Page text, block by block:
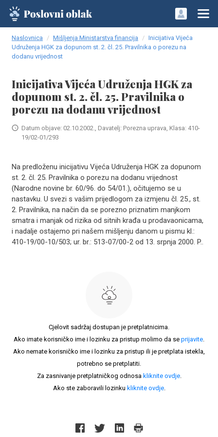
Naslovnica Mišljenja Ministarstva financija
Inicijativa Vijeća
Udruženja HGK za dopunom st. 2. čl. 25. Pravilnika o porezu na
dodanu vrijednost
Inicijativa Vijeća Udruženja HGK za
dopunom st. 2. čl. 25. Pravilnika o
porezu na dodanu vrijednost
Datum objave: 02.10.2002., Davatelj: Porezna uprava, Klasa: 410-
19/02-01/293
Na predloženu inicijativu Vijeća Udruženja HGK za dopunom
st. 2. čl. 25. Pravilnika o porezu na dodanu vrijednost
(Narodne novine br. 60/96. do 54/01.), očitujemo se u
nastavku. U svezi s vašim prijedlogom za izmjenu čl. 25., st.
2. Pravilnika, na način da se porezno priznatim manjkom
smatra i manjak od rizika od sitnih krađa u prodavaonicama,
i nadalje ostajemo pri našem mišljenju danom u pismu kl.:
410-19/00-10/503; ur. br.: 513-07/00-2 od 13. srpnja 2000. P..
Cjelovit sadržaj dostupan je pretplatnicima.
Ako imate korisničko ime i lozinku za pristup molimo da se prijavite.
Ako nemate korisničko ime i lozinku za pristup ili je pretplata istekla,
potrebno se pretplatiti.
Za zasnivanje pretplatničkog odnosa kliknite ovdje.
Ako ste zaboravili lozinku kliknite ovdje.